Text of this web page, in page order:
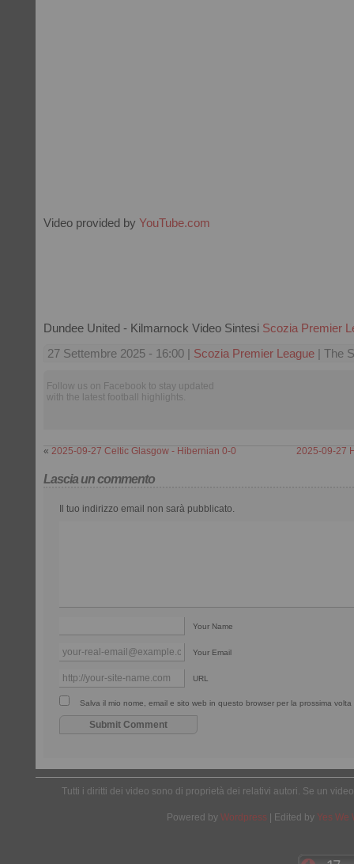
Video provided by YouTube.com
Dundee United - Kilmarnock Video Sintesi Scozia Premier
27 Settembre 2025 - 16:00 | Scozia Premier League | The
Follow us on Facebook to stay updated
with the latest football highlights.
« 2025-09-27 Celtic Glasgow - Hibernian 0-0 2025-09-27
Lascia un commento
Il tuo indirizzo email non sarà pubblicato.
Your Name
Your Email
URL
Salva il mio nome, email e sito web in questo browser per la prossima
Tutti i diritti dei video sono di proprietà dei relativi autori. Se un
Powered by Wordpress | Edited by Yes We